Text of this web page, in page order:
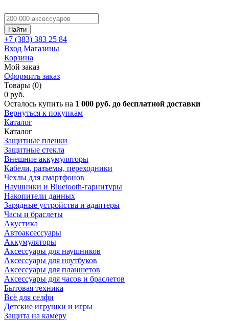
Найти
+7 (383) 383 25 84
Вход Магазины
Корзина
Мой заказ
Оформить заказ
Товары (0)
0 руб.
Осталось купить на 1 000 руб. до бесплатной доставки
Вернуться к покупкам
Каталог
Каталог
Защитные пленки
Защитные стекла
Внешние аккумуляторы
Кабели, разъемы, переходники
Чехлы для смартфонов
Наушники и Bluetooth-гарнитуры
Накопители данных
Зарядные устройства и адаптеры
Часы и браслеты
Акустика
Автоаксессуары
Аккумуляторы
Аксессуары для наушников
Аксессуары для ноутбуков
Аксессуары для планшетов
Аксессуары для часов и браслетов
Бытовая техника
Всё для селфи
Детские игрушки и игры
Защита на камеру